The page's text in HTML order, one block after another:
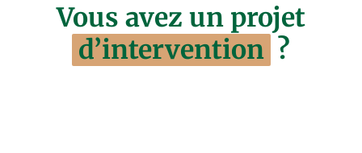
Vous avez un projet
d’intervention ?